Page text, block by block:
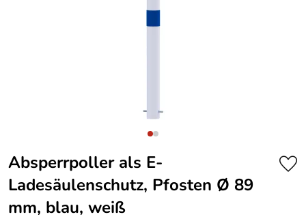
Absperrpoller als E-
Ladesäulenschutz, Pfosten Ø 89
mm, blau, weiß